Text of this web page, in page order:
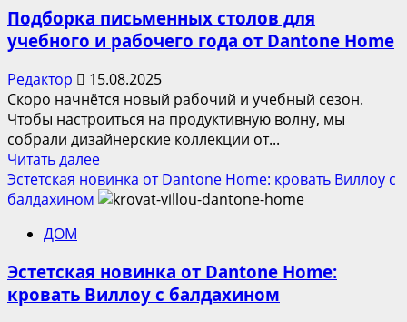
от
Dantone
Подборка письменных столов для
учебного и рабочего года от Dantone Home
Редактор
15.08.2025
Скоро начнётся новый рабочий и учебный сезон.
Чтобы настроиться на продуктивную волну, мы
собрали дизайнерские коллекции от...
Читать далееПрочитать
больше
о
для
учебного
Эстетская новинка от Dantone Home: кровать Виллоу с
балдахином
ДОМ
Эстетская новинка от Dantone Home:
кровать Виллоу с балдахином